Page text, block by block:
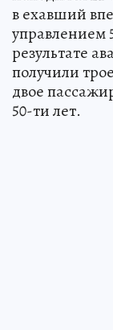
в ехавший
управлением
результате
получили
двое
50-ти лет.